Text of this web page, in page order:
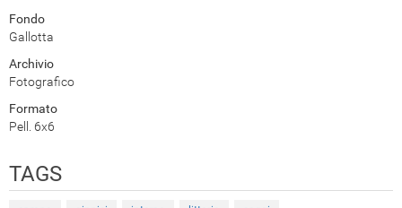
Fondo
Gallotta
Archivio
Fotografico
Formato
Pell. 6x6
TAGS